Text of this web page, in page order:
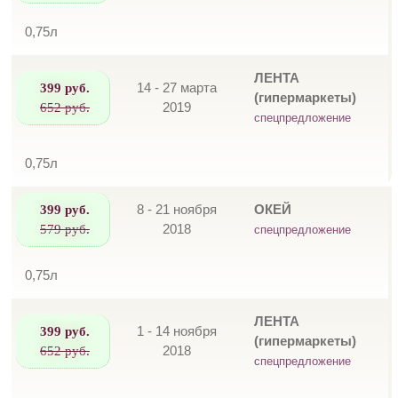
0,75л
399 руб.
652 руб.
14 - 27 марта
2019
ЛЕНТА
(гипермаркеты)
спецпредложение
0,75л
399 руб.
579 руб.
8 - 21 ноября
2018
ОКЕЙ
спецпредложение
0,75л
399 руб.
652 руб.
1 - 14 ноября
2018
ЛЕНТА
(гипермаркеты)
спецпредложение